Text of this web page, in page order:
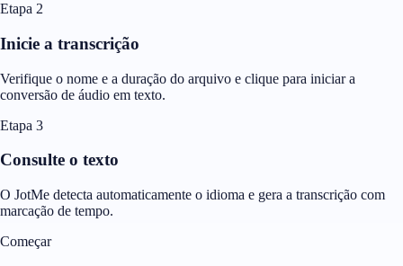
Etapa 2
Inicie a transcrição
Verifique o nome e a duração do arquivo e clique para iniciar a
conversão de áudio em texto.
Etapa 3
Consulte o texto
O JotMe detecta automaticamente o idioma e gera a transcrição com
marcação de tempo.
Começar